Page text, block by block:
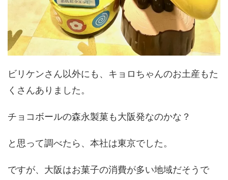
ビリケンさん以外にも、キョロちゃんのお土産もた
くさんありました。
チョコボールの森永製菓も大阪発なのかな？
と思って調べたら、本社は東京でした。
ですが、大阪はお菓子の消費が多い地域だそうで